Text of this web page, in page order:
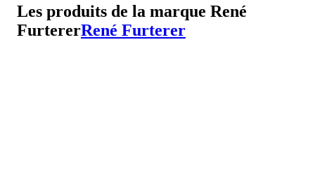
Les produits de la marque René
FurtererRené Furterer